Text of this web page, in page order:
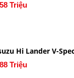
Triệu
Hi Lander V-
Triệu